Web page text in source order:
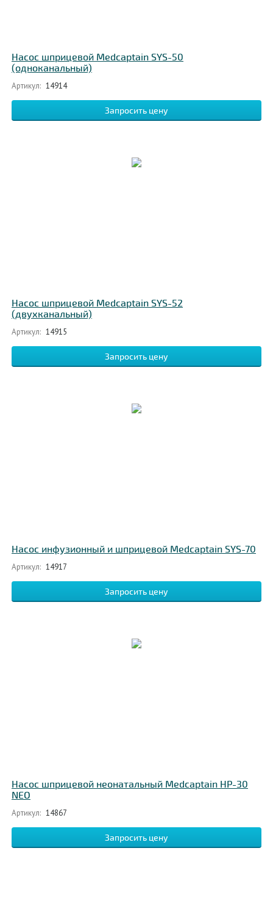
Насос шприцевой Medcaptain SYS-50
(одноканальный)
Артикул: 14914
Запросить цену
Насос шприцевой Medcaptain SYS-52
(двухканальный)
Артикул: 14915
Запросить цену
Насос инфузионный и шприцевой Medcaptain SYS-70
Артикул: 14917
Запросить цену
Насос шприцевой неонатальный Medcaptain НР-30
NEO
Артикул: 14867
Запросить цену